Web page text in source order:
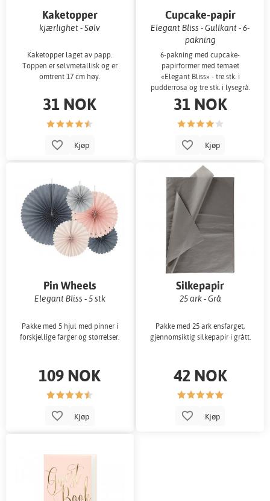
Kaketopper
kjærlighet - Sølv
Kaketopper laget av papp.
Toppen er sølvmetallisk og er
omtrent 17 cm høy.
31 NOK
Kjøp
Cupcake-papir
Elegant Bliss - Gullkant - 6-
pakning
6-pakning med cupcake-
papirformer med temaet
«Elegant Bliss» - tre stk. i
pudderrosa og tre stk. i lysegrå.
31 NOK
Kjøp
Pin Wheels
Elegant Bliss - 5 stk
Pakke med 5 hjul med pinner i
forskjellige farger og størrelser.
109 NOK
Kjøp
Silkepapir
25 ark - Grå
Pakke med 25 ark ensfarget,
gjennomsiktig silkepapir i grått.
42 NOK
Kjøp